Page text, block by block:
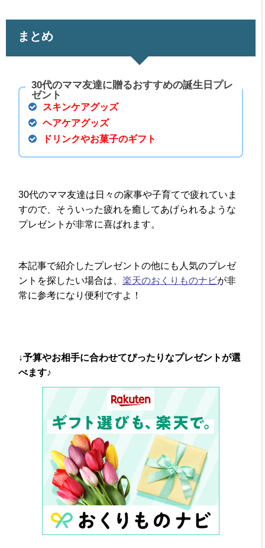
まとめ
30代のママ友達に贈るおすすめの誕生日プレ
ゼント
スキンケアグッズ
ヘアケアグッズ
ドリンクやお菓子のギフト
30代のママ友達は日々の家事や子育てで疲れていま
すので、そういった疲れを癒してあげられるような
プレゼントが非常に喜ばれます。
本記事で紹介したプレゼントの他にも人気のプレゼ
ントを探したい場合は、楽天のおくりものナビが非
常に参考になり便利ですよ！
↓予算やお相手に合わせてぴったりなプレゼントが選
べます♪